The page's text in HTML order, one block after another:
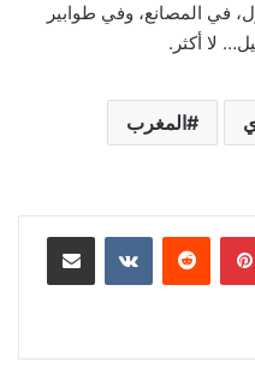
في المصانع، وفي طوابير
لا أكثر.
المغرب
بينتيريست مشاركة عبر البريد